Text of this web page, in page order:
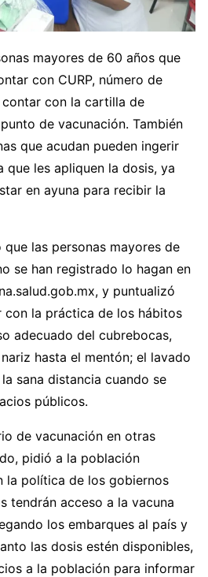
mayores de 60 años que
con CURP, número de
con la cartilla de
de vacunación. También
que acudan pueden ingerir
que les apliquen la dosis, ya
en ayuna para recibir la
las personas mayores de
se han registrado lo hagan en
y puntualizó
con la práctica de los hábitos
adecuado del cubrebocas,
hasta el mentón; el lavado
sana distancia cuando se
públicos.
de vacunación en otras
pidió a la población
la política de los gobiernos
tendrán acceso a la vacuna
los embarques al país y
las dosis estén disponibles,
a la población para informar